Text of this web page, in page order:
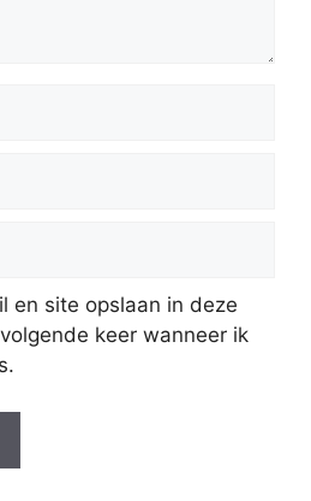
en site opslaan in deze
keer wanneer ik